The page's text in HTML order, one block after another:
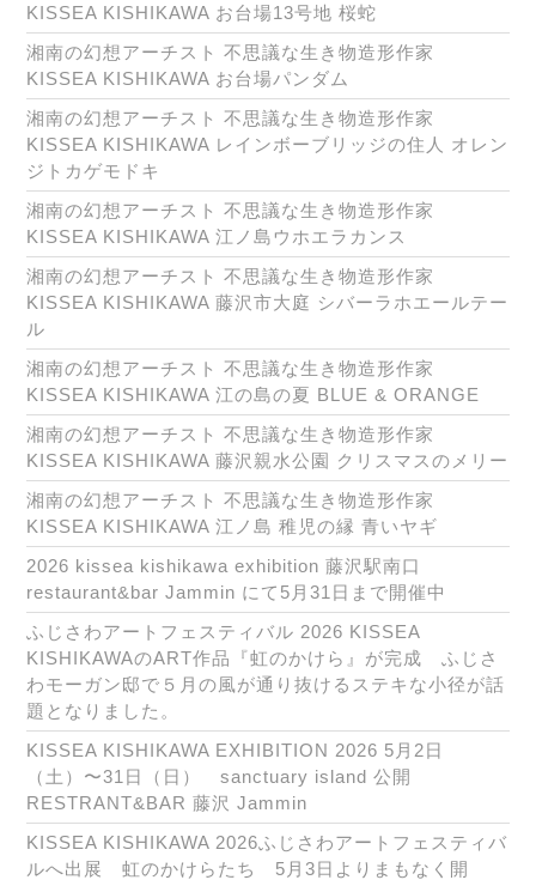
KISSEA KISHIKAWA お台場13号地 桜蛇
湘南の幻想アーチスト 不思議な生き物造形作家
KISSEA KISHIKAWA お台場パンダム
湘南の幻想アーチスト 不思議な生き物造形作家
KISSEA KISHIKAWA レインボーブリッジの住人 オレン
ジトカゲモドキ
湘南の幻想アーチスト 不思議な生き物造形作家
KISSEA KISHIKAWA 江ノ島ウホエラカンス
湘南の幻想アーチスト 不思議な生き物造形作家
KISSEA KISHIKAWA 藤沢市大庭 シバーラホエールテー
ル
湘南の幻想アーチスト 不思議な生き物造形作家
KISSEA KISHIKAWA 江の島の夏 BLUE & ORANGE
湘南の幻想アーチスト 不思議な生き物造形作家
KISSEA KISHIKAWA 藤沢親水公園 クリスマスのメリー
湘南の幻想アーチスト 不思議な生き物造形作家
KISSEA KISHIKAWA 江ノ島 稚児の縁 青いヤギ
2026 kissea kishikawa exhibition 藤沢駅南口
restaurant&bar Jammin にて5月31日まで開催中
ふじさわアートフェスティバル 2026 KISSEA
KISHIKAWAのART作品『虹のかけら』が完成 ふじさ
わモーガン邸で５月の風が通り抜けるステキな小径が話
題となりました。
KISSEA KISHIKAWA EXHIBITION 2026 5月2日
（土）〜31日（日） sanctuary island 公開
RESTRANT&BAR 藤沢 Jammin
KISSEA KISHIKAWA 2026ふじさわアートフェスティバ
ルへ出展 虹のかけらたち 5月3日よりまもなく開